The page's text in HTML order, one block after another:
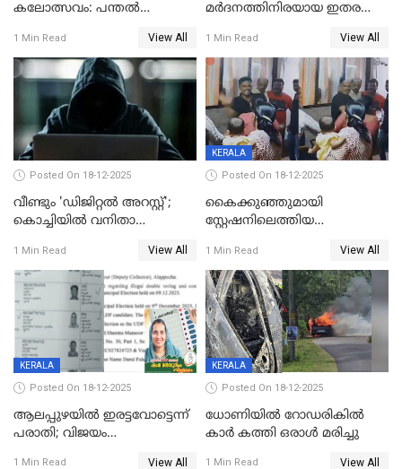
കലോത്സവം: പന്തൽ
1 Min Read View All
മർദനത്തിനിരയായ ഇതര
നടുക്കുന്ന സംഭവം
വാളയാറിൽ
1 Min Read View All
Posted On 18-12-2025
വീണ്ടും 'ഡിജിറ്റല്‍ അറസ്റ്റ്';
കൊച്ചിയില്‍ വനിതാ
കോടി രൂപ
1 Min Read View All
KERALA
Posted On 18-12-2025
കൈക്കുഞ്ഞുമായി
സ്റ്റേഷനിലെത്തിയ
കരണത്തടിച്ചു; CC ടിവി
ദൃശ്യങ്ങൾ പുറത്ത്
1 Min Read View All
KERALA
Posted On 18-12-2025
ആലപ്പുഴയിൽ ഇരട്ടവോട്ടെന്ന്
പരാതി; വിജയം
1 Min Read View All
KERALA
Posted On 18-12-2025
ധോണിയിൽ റോഡരികിൽ
കാർ കത്തി ഒരാൾ മരിച്ചു
1 Min Read View All